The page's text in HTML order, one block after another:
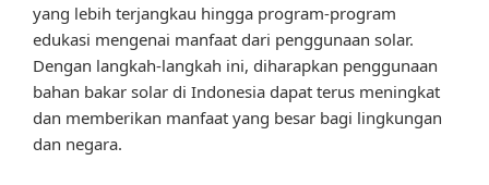
yang lebih terjangkau hingga program-program
edukasi mengenai manfaat dari penggunaan solar.
Dengan langkah-langkah ini, diharapkan penggunaan
bahan bakar solar di Indonesia dapat terus meningkat
dan memberikan manfaat yang besar bagi lingkungan
dan negara.